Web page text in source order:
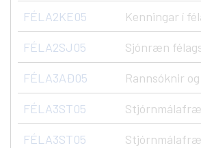
FÉLA2KE05 Kenningar í
FÉLA2SJ05 Sjónræn
FÉLA3AÐ05 Rannsóknir
FÉLA3ST05
FÉLA3ST05